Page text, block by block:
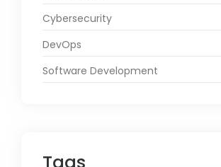
Cybersecurity
DevOps
Software Development